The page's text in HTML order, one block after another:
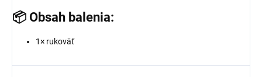
📦 Obsah balenia:
1× rukoväť